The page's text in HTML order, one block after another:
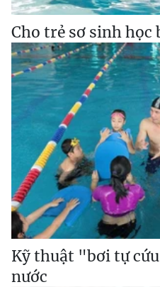
Cho trẻ sơ sinh học
Kỹ thuật "bơi tự
nước